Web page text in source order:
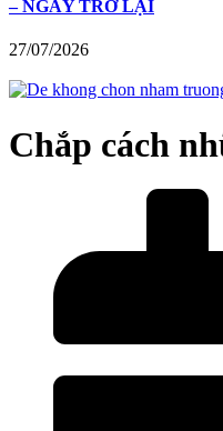
– NGÀY TRỞ LẠI
27/07/2026
Chắp cách